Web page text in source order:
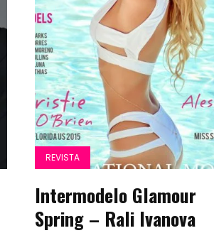
REVISTA
Intermodelo Glamour
Spring – Rali Ivanova